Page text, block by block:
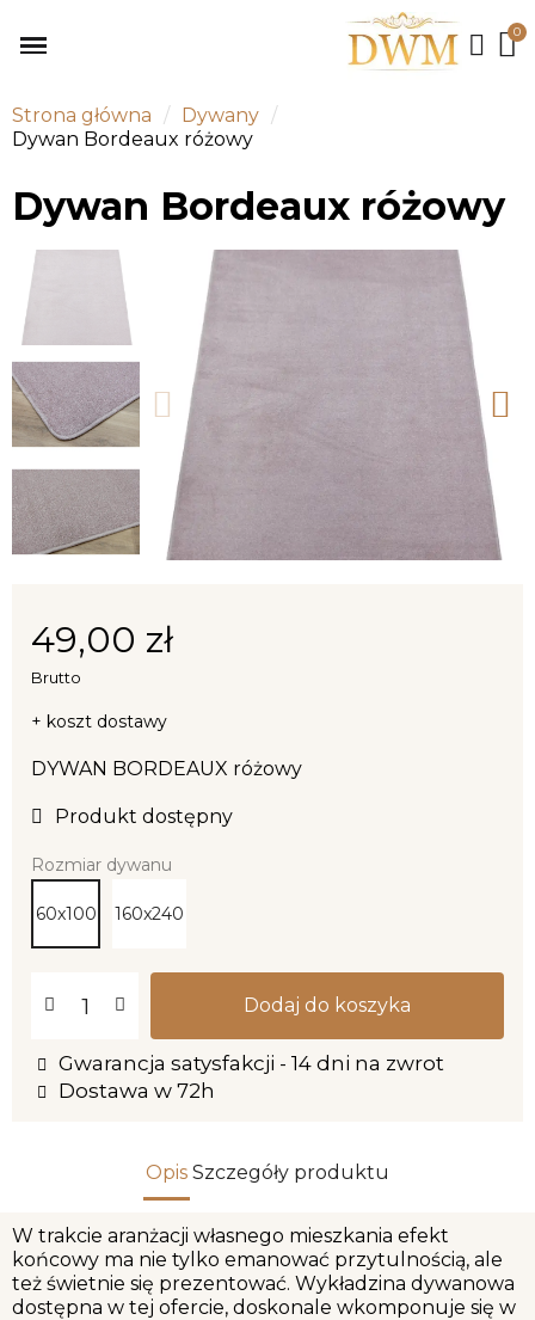
Strona główna
Dywany
Dywan Bordeaux różowy
Dywan Bordeaux różowy
49,00 zł
Brutto
+ koszt dostawy
DYWAN BORDEAUX różowy
Produkt dostępny
Rozmiar dywanu
60x100 160x240
Dodaj do koszyka
Gwarancja satysfakcji - 14 dni na zwrot
Dostawa w 72h
Opis Szczegóły produktu
W trakcie aranżacji własnego mieszkania efekt
końcowy ma nie tylko emanować przytulnością, ale
też świetnie się prezentować. Wykładzina dywanowa
dostępna w tej ofercie, doskonale wkomponuje się w